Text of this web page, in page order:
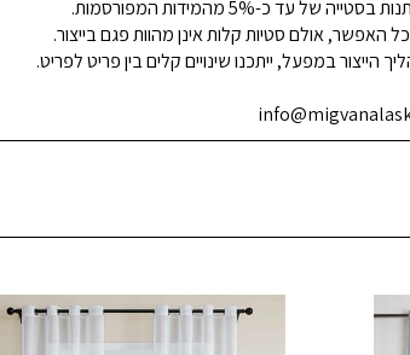
עד כ-5% מהמידות המפורסמות.
האפשר, אולם סטיות קלות אינן מהוות פגם בייצור.
הייצור במפעל, ייתכנו שינויים קלים בין פריט לפריט.